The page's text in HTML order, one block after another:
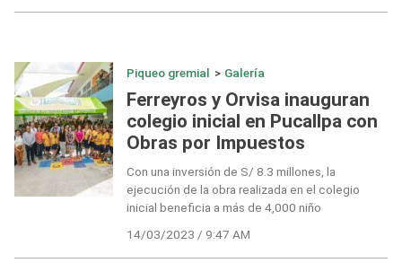
Piqueo gremial > Galería
Ferreyros y Orvisa inauguran
colegio inicial en Pucallpa con
Obras por Impuestos
Con una inversión de S/ 8.3 millones, la
ejecución de la obra realizada en el colegio
inicial beneficia a más de 4,000 niño
14/03/2023 / 9:47 AM